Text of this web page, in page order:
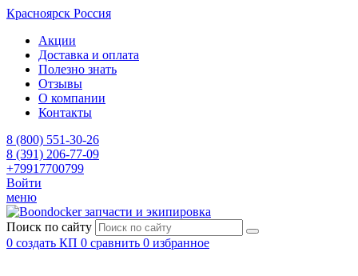
Красноярск Россия
Акции
Доставка и оплата
Полезно знать
Отзывы
О компании
Контакты
8 (800) 551-30-26
8 (391) 206-77-09
+79917700799
Войти
меню
запчасти и экипировка
Поиск по сайту
0 создать КП 0 сравнить 0 избранное